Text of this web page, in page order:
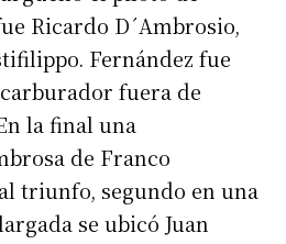
Ricardo D´Ambrosio,
Fernández fue
fuera de
final una
de Franco
triunfo, segundo en una
se ubicó Juan